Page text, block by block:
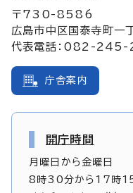
〒730-8586
広島市中区国泰寺町
代表電話：082-245-
庁舎案内
開庁時間
月曜日から金曜日
8時30分から17時15